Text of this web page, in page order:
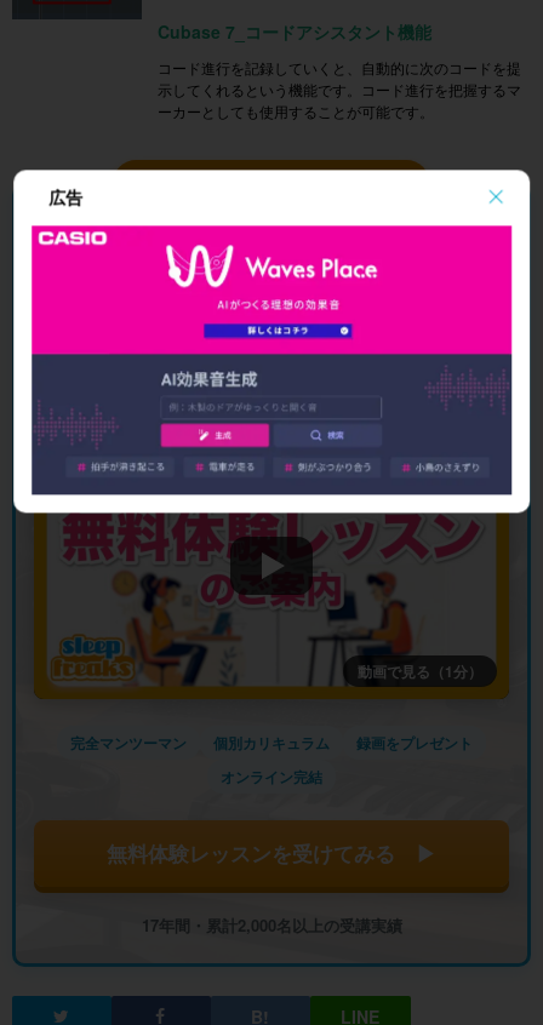
広告
Cubase 7_コードアシスタント機能
コード進行を記録していくと、自動的に次のコードを提
示してくれるという機能です。コード進行を把握するマ
ーカーとしても使用することが可能です。
オンラインDTMレッスン専門 ／ 2009年から17年
Cubaseの操作を、講師と一緒に進めてみ
ませんか？
動画で見る（1分）
完全マンツーマン 個別カリキュラム
録画をプレゼント
オンライン完結
無料体験レッスンを受けてみる ▶
17年間・累計2,000名以上の受講実績